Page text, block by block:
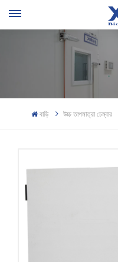
বাড়ি উচ্চ তাপমাত্রা চেম্বার